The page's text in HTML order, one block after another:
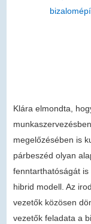
Klára elmondta,
megelőzésében is
párbeszéd olyan
fenntarthatóságát
hibrid modell. Az
vezetők közösen
vezetők feladata a